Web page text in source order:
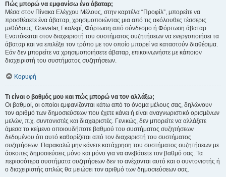
Πώς μπορώ να εμφανίσω ένα άβαταρ;
Μέσα στον Πίνακα Ελέγχου Μέλους, στην καρτέλα “Προφίλ”, μπορείτε να
προσθέσετε ένα άβαταρ, χρησιμοποιώντας μια από τις ακόλουθες τέσσερις
μεθόδους: Gravatar, Γκαλερί, Φόρτωση από σύνδεσμο ή Φόρτωση άβαταρ.
Εναπόκειται στον διαχειριστή του συστήματος συζητήσεων να ενεργοποιήσει τα
άβαταρ και να επιλέξει τον τρόπο με τον οποίο μπορεί να καταστούν διαθέσιμα.
Εάν δεν μπορείτε να χρησιμοποιήσετε άβαταρ, επικοινωνήστε με κάποιον
διαχειριστή του συστήματος συζητήσεων.
Κορυφή
Τι είναι ο βαθμός μου και πώς μπορώ να τον αλλάξω;
Οι βαθμοί, οι οποίοι εμφανίζονται κάτω από το όνομα μέλους σας, δηλώνουν
τον αριθμό των δημοσιεύσεων που έχετε κάνει ή είναι αναγνωριστικό ορισμένων
μελών, π.χ. συντονιστές και διαχειριστές. Γενικώς, δεν μπορείτε να αλλάξετε
άμεσα το κείμενο οποιουδήποτε βαθμού του συστήματος συζητήσεων
δεδομένου ότι αυτό καθορίζεται από τον διαχειριστή του συστήματος
συζητήσεων. Παρακαλώ μην κάνετε κατάχρηση του συστήματος συζητήσεων με
άσκοπες δημοσιεύσεις μόνο και μόνο για να ανεβάσετε τον βαθμό σας. Τα
περισσότερα συστήματα συζητήσεων δεν το ανέχονται αυτό και ο συντονιστής ή
ο διαχειριστής απλώς θα μειώσει τον αριθμό των δημοσιεύσεων σας.